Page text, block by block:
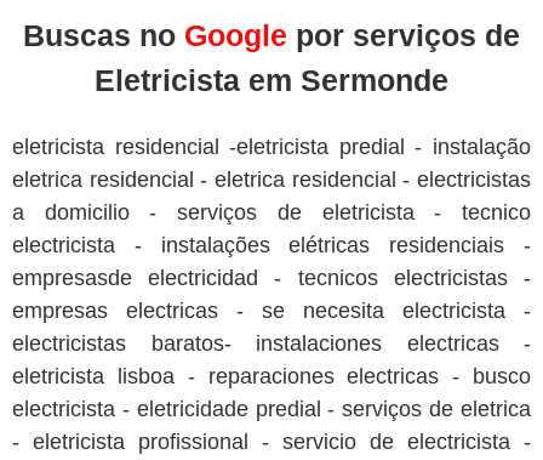
Buscas no Google por serviços de
Eletricista em Sermonde
eletricista residencial -eletricista predial - instalação
eletrica residencial - eletrica residencial - electricistas
a domicilio - serviços de eletricista - tecnico
electricista - instalações elétricas residenciais -
empresasde electricidad - tecnicos electricistas -
empresas electricas - se necesita electricista -
electricistas baratos- instalaciones electricas -
eletricista lisboa - reparaciones electricas - busco
electricista - eletricidade predial - serviços de eletrica
- eletricista profissional - servicio de electricista -